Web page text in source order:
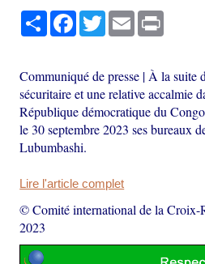
PartagerFacebook
TwitterEmail
Communiqué de presse | À la suite
sécuritaire et une relative accalmie
République démocratique du
le 30 septembre 2023 ses bureaux
Lubumbashi.
Lire l'article complet
© Comité international de la Croix-
2023